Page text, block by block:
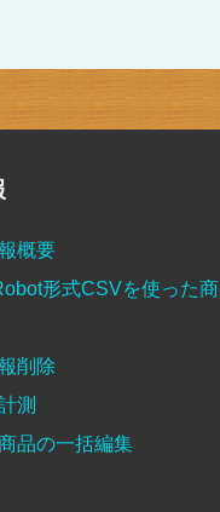
概要
形式CSVを使った商
削除
測
品の一括編集